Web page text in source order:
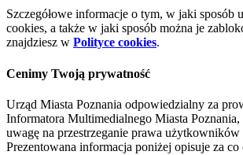
Szczegółowe informacje o tym, w jaki sposób
cookies, a także w jaki sposób można je
znajdziesz w Polityce cookies.
Cenimy Twoją prywatność
Urząd Miasta Poznania odpowiedzialny za
Informatora Multimedialnego Miasta Poznania,
uwagę na przestrzeganie prawa
Prezentowana informacja poniżej opisuje za co